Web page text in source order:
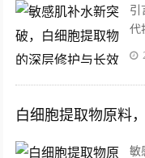
引
代
白细胞提取物原料
敏